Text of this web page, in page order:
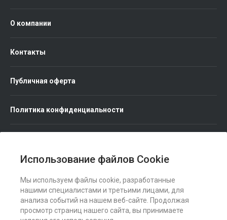
Использование файлов Cookie
Мы используем файлы cookie, разработанные
нашими специалистами и третьими лицами, для
анализа событий на нашем веб-сайте. Продолжая
просмотр страниц нашего сайта, вы принимаете
О компании
Контакты
Публичная оферта
Политика конфиденциальности
Мы в соц. сетях